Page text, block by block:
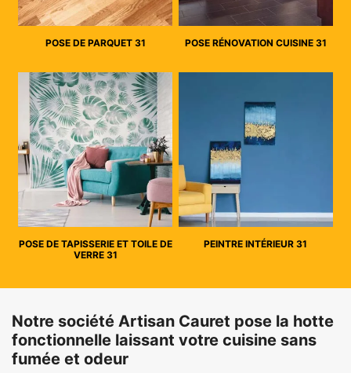
POSE DE PARQUET 31 POSE RÉNOVATION CUISINE 31
POSE DE TAPISSERIE ET TOILE DE
VERRE 31
PEINTRE INTÉRIEUR 31
Notre société Artisan Cauret pose la hotte
fonctionnelle laissant votre cuisine sans
fumée et odeur